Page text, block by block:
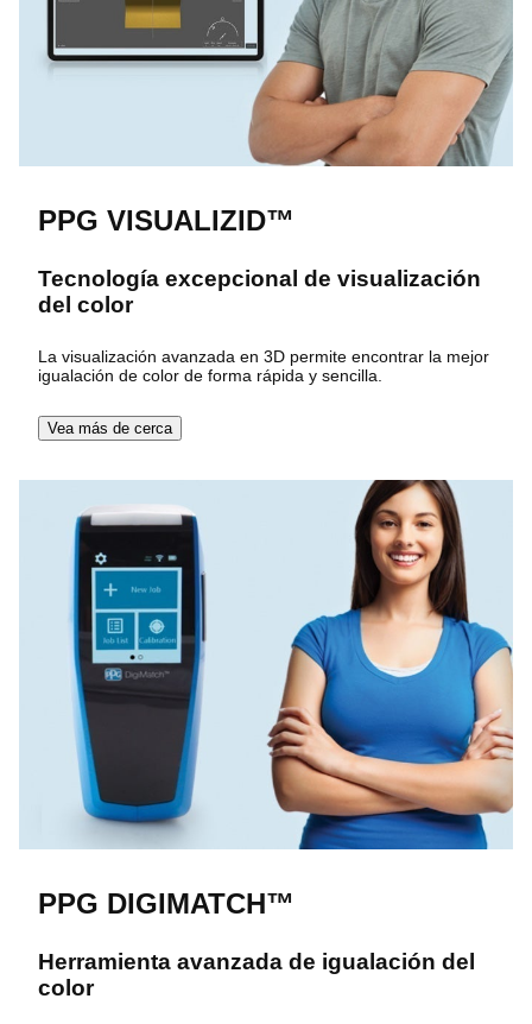
PPG VISUALIZID™
Tecnología excepcional de visualización
del color
La visualización avanzada en 3D permite encontrar la mejor
igualación de color de forma rápida y sencilla.
Vea más de cerca
PPG DIGIMATCH™
Herramienta avanzada de igualación del
color